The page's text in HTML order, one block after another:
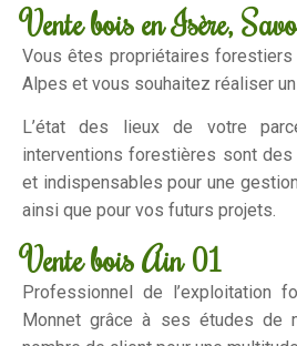
Vente bois en Isère,
Vous êtes propriétaires forestiers
Alpes et vous souhaitez réaliser
L’état des lieux de votre
interventions forestières sont
et indispensables pour une
ainsi que pour vos futurs projets.
Vente bois Ain 01
Professionnel de l’exploitation
Monnet grâce à ses études de